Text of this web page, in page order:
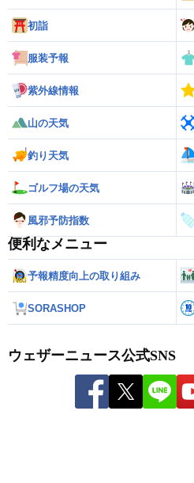
初詣
服装予報
紫外線情報
山の天気
釣り天気
ゴルフ場の天気
風邪予防指数
便利なメニュー
予報精度向上の取り組み
SORASHOP
ウェザーニュース公式SNS